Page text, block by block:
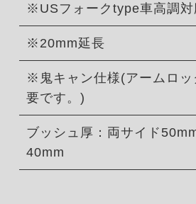
※USフォークtype車高調対
※20mm延長
※鬼キャン仕様(アームロッ
要です。)
ブッシュ厚：両サイド
40mm